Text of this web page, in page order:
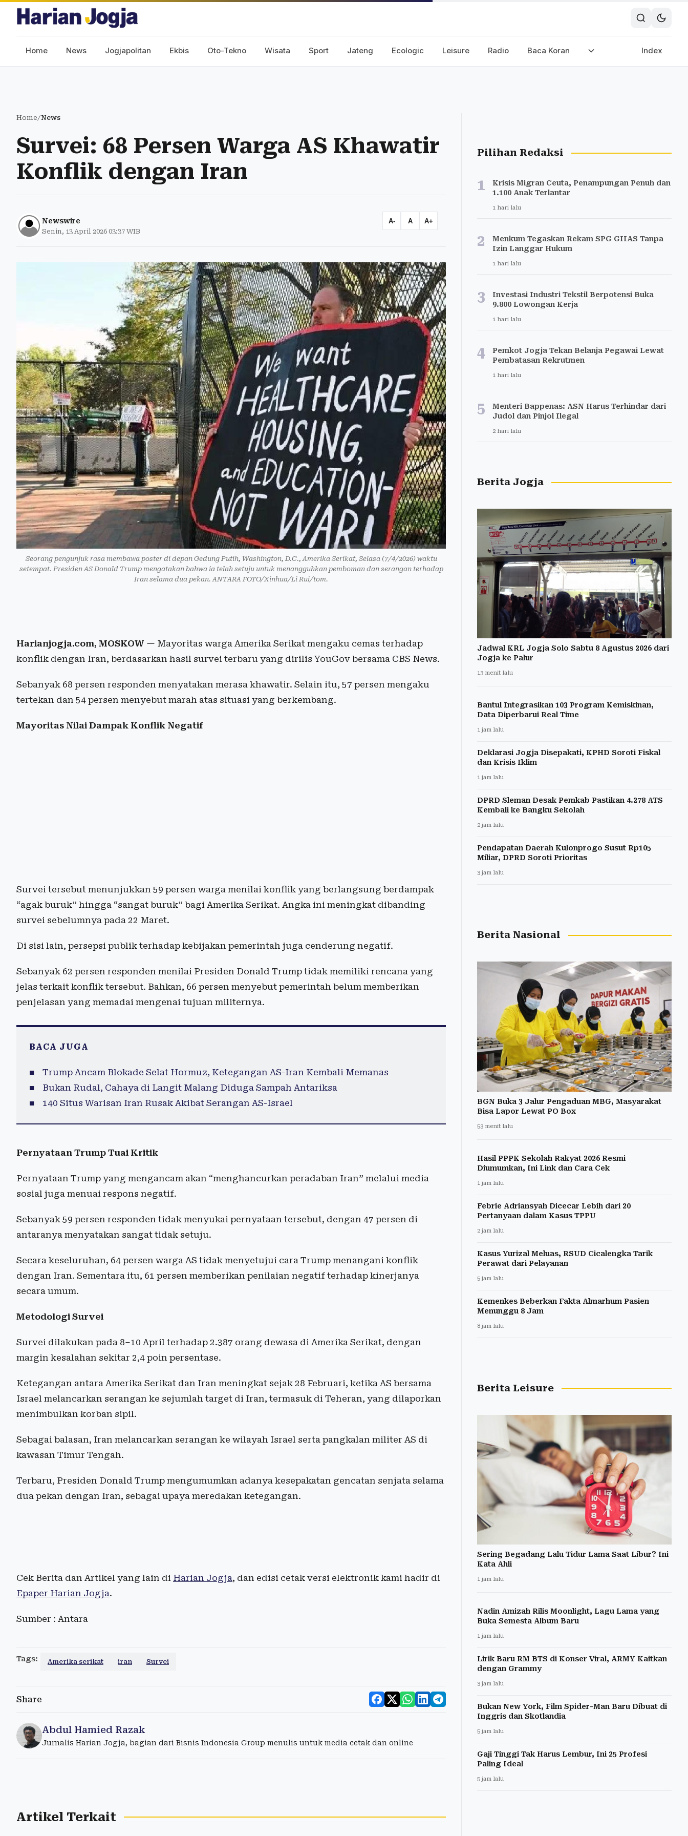
Home News Jogjapolitan Ekbis Oto-Tekno Wisata Sport Jateng Ecologic Leisure Radio Baca Koran Index
Home/News
Survei: 68 Persen Warga AS Khawatir
Konflik dengan Iran
Newswire
Senin, 13 April 2026 03:37 WIB
A- A A+
Seorang pengunjuk rasa membawa poster di depan Gedung Putih, Washington, D.C., Amerika Serikat, Selasa (7/4/2026) waktu
setempat. Presiden AS Donald Trump mengatakan bahwa ia telah setuju untuk menangguhkan pemboman dan serangan terhadap
Iran selama dua pekan. ANTARA FOTO/Xinhua/Li Rui/tom.
Harianjogja.com, MOSKOW — Mayoritas warga Amerika Serikat mengaku cemas terhadap
konflik dengan Iran, berdasarkan hasil survei terbaru yang dirilis YouGov bersama CBS News.
Sebanyak 68 persen responden menyatakan merasa khawatir. Selain itu, 57 persen mengaku
tertekan dan 54 persen menyebut marah atas situasi yang berkembang.
Mayoritas Nilai Dampak Konflik Negatif
Survei tersebut menunjukkan 59 persen warga menilai konflik yang berlangsung berdampak
“agak buruk” hingga “sangat buruk” bagi Amerika Serikat. Angka ini meningkat dibanding
survei sebelumnya pada 22 Maret.
Di sisi lain, persepsi publik terhadap kebijakan pemerintah juga cenderung negatif.
Sebanyak 62 persen responden menilai Presiden Donald Trump tidak memiliki rencana yang
jelas terkait konflik tersebut. Bahkan, 66 persen menyebut pemerintah belum memberikan
penjelasan yang memadai mengenai tujuan militernya.
BACA JUGA
Trump Ancam Blokade Selat Hormuz, Ketegangan AS-Iran Kembali Memanas
Bukan Rudal, Cahaya di Langit Malang Diduga Sampah Antariksa
140 Situs Warisan Iran Rusak Akibat Serangan AS-Israel
Pernyataan Trump Tuai Kritik
Pernyataan Trump yang mengancam akan “menghancurkan peradaban Iran” melalui media
sosial juga menuai respons negatif.
Sebanyak 59 persen responden tidak menyukai pernyataan tersebut, dengan 47 persen di
antaranya menyatakan sangat tidak setuju.
Secara keseluruhan, 64 persen warga AS tidak menyetujui cara Trump menangani konflik
dengan Iran. Sementara itu, 61 persen memberikan penilaian negatif terhadap kinerjanya
secara umum.
Metodologi Survei
Survei dilakukan pada 8–10 April terhadap 2.387 orang dewasa di Amerika Serikat, dengan
margin kesalahan sekitar 2,4 poin persentase.
Ketegangan antara Amerika Serikat dan Iran meningkat sejak 28 Februari, ketika AS bersama
Israel melancarkan serangan ke sejumlah target di Iran, termasuk di Teheran, yang dilaporkan
menimbulkan korban sipil.
Sebagai balasan, Iran melancarkan serangan ke wilayah Israel serta pangkalan militer AS di
kawasan Timur Tengah.
Terbaru, Presiden Donald Trump mengumumkan adanya kesepakatan gencatan senjata selama
dua pekan dengan Iran, sebagai upaya meredakan ketegangan.
Cek Berita dan Artikel yang lain di Harian Jogja, dan edisi cetak versi elektronik kami hadir di
Epaper Harian Jogja.
Sumber : Antara
Tags: Amerika serikat iran Survei
Share
Abdul Hamied Razak
Jurnalis Harian Jogja, bagian dari Bisnis Indonesia Group menulis untuk media cetak dan online
Artikel Terkait
Pilihan Redaksi
1
Krisis Migran Ceuta, Penampungan Penuh dan
1.100 Anak Terlantar
1 hari lalu
2
Menkum Tegaskan Rekam SPG GIIAS Tanpa
Izin Langgar Hukum
1 hari lalu
3
Investasi Industri Tekstil Berpotensi Buka
9.800 Lowongan Kerja
1 hari lalu
4
Pemkot Jogja Tekan Belanja Pegawai Lewat
Pembatasan Rekrutmen
1 hari lalu
5
Menteri Bappenas: ASN Harus Terhindar dari
Judol dan Pinjol Ilegal
2 hari lalu
Berita Jogja
Jadwal KRL Jogja Solo Sabtu 8 Agustus 2026 dari
Jogja ke Palur
13 menit lalu
Bantul Integrasikan 103 Program Kemiskinan,
Data Diperbarui Real Time
1 jam lalu
Deklarasi Jogja Disepakati, KPHD Soroti Fiskal
dan Krisis Iklim
1 jam lalu
DPRD Sleman Desak Pemkab Pastikan 4.278 ATS
Kembali ke Bangku Sekolah
2 jam lalu
Pendapatan Daerah Kulonprogo Susut Rp105
Miliar, DPRD Soroti Prioritas
3 jam lalu
Berita Nasional
BGN Buka 3 Jalur Pengaduan MBG, Masyarakat
Bisa Lapor Lewat PO Box
53 menit lalu
Hasil PPPK Sekolah Rakyat 2026 Resmi
Diumumkan, Ini Link dan Cara Cek
1 jam lalu
Febrie Adriansyah Dicecar Lebih dari 20
Pertanyaan dalam Kasus TPPU
2 jam lalu
Kasus Yurizal Meluas, RSUD Cicalengka Tarik
Perawat dari Pelayanan
5 jam lalu
Kemenkes Beberkan Fakta Almarhum Pasien
Menunggu 8 Jam
8 jam lalu
Berita Leisure
Sering Begadang Lalu Tidur Lama Saat Libur? Ini
Kata Ahli
1 jam lalu
Nadin Amizah Rilis Moonlight, Lagu Lama yang
Buka Semesta Album Baru
1 jam lalu
Lirik Baru RM BTS di Konser Viral, ARMY Kaitkan
dengan Grammy
3 jam lalu
Bukan New York, Film Spider-Man Baru Dibuat di
Inggris dan Skotlandia
5 jam lalu
Gaji Tinggi Tak Harus Lembur, Ini 25 Profesi
Paling Ideal
5 jam lalu